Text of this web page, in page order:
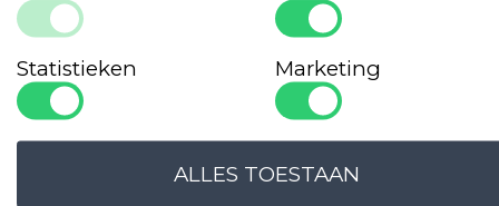
Vulling: 95% eendenveren, 5% eendendons
LOGIN VOOR PRIJS
Statistieken Marketing
ALLES TOESTAAN